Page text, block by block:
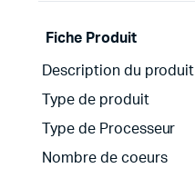
Fiche Produit
Description du produit
Type de produit
Type de Processeur
Nombre de coeurs